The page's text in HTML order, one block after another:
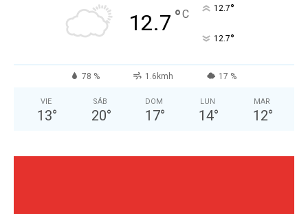
12.7 °C 12.7°
12.7°
78 % 1.6kmh 17 %
VIE
13°
SÁB
20°
DOM
17°
LUN
14°
MAR
12°